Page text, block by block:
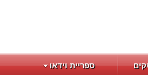
ספריית וידאו